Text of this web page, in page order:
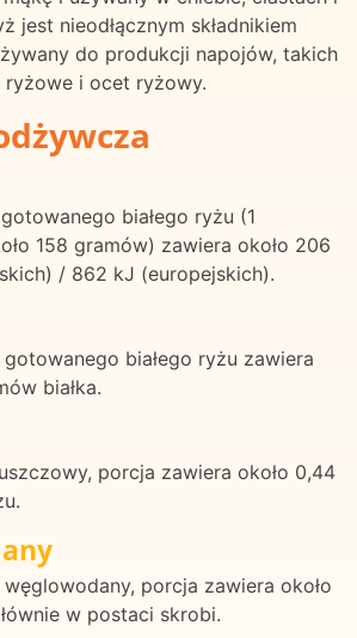
jest nieodłącznym składnikiem
do produkcji napojów, takich
ryżowe i ocet ryżowy.
białego ryżu (1
158 gramów) zawiera około 206
/ 862 kJ (europejskich).
białego ryżu zawiera
białka.
porcja zawiera około 0,44
porcja zawiera około
w postaci skrobi.